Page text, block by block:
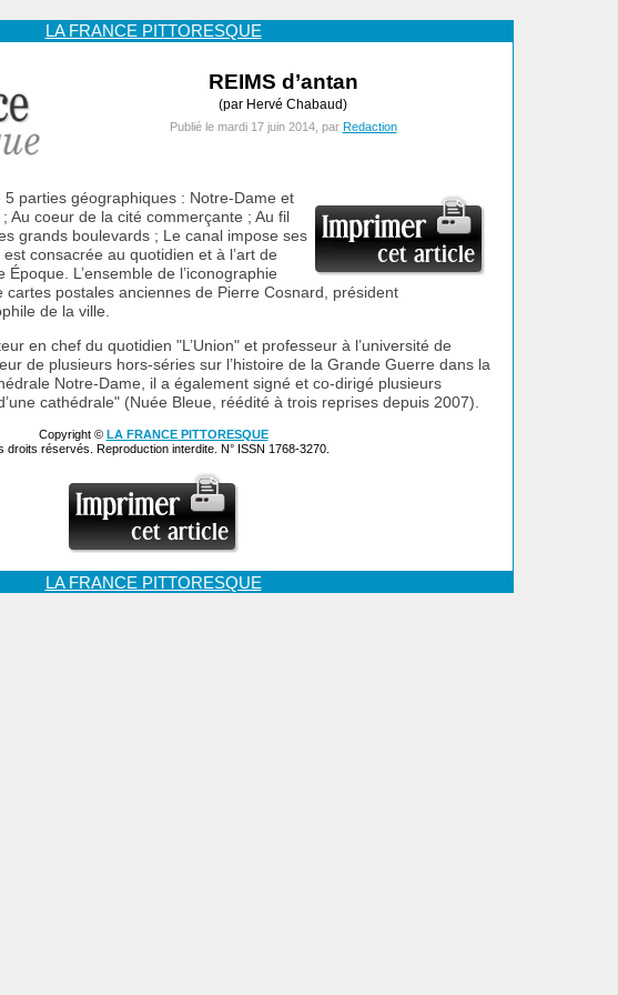
LA FRANCE PITTORESQUE
REIMS d’antan
(par Hervé Chabaud)
Publié le mardi 17 juin 2014, par Redaction
5 parties géographiques : Notre-Dame et
Au coeur de la cité commerçante ; Au fil
grands boulevards ; Le canal impose ses
consacrée au quotidien et à l’art de
L’ensemble de l’iconographie
cartes postales anciennes de Pierre Cosnard, président
de la ville.
en chef du quotidien "L’Union" et professeur à l’université de
de plusieurs hors-séries sur l’histoire de la Grande Guerre dans la
Notre-Dame, il a également signé et co-dirigé plusieurs
cathédrale" (Nuée Bleue, réédité à trois reprises depuis 2007).
Copyright © LA FRANCE PITTORESQUE
droits réservés. Reproduction interdite. N° ISSN 1768-3270.
LA FRANCE PITTORESQUE